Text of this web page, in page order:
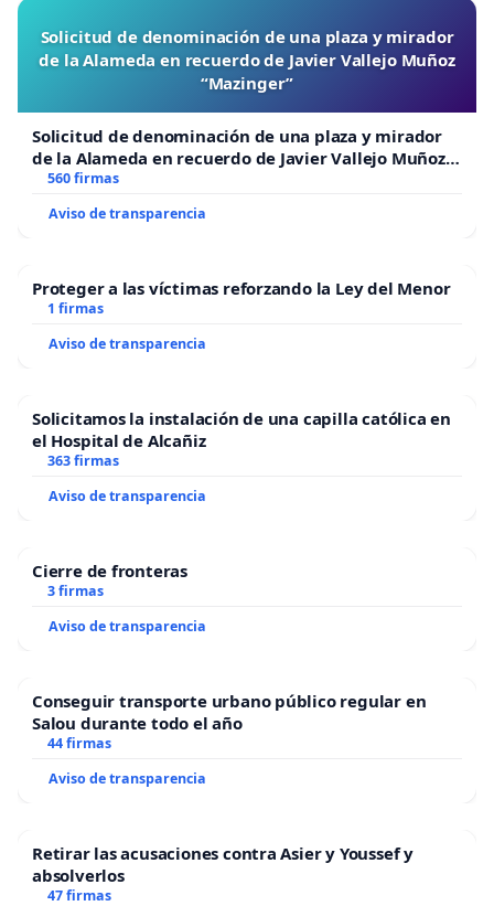
Solicitud de denominación de una plaza y mirador
de la Alameda en recuerdo de Javier Vallejo Muñoz
“Mazinger”
Solicitud de denominación de una plaza y mirador
de la Alameda en recuerdo de Javier Vallejo Muñoz
“Mazinger”
560 firmas
Aviso de transparencia
Proteger a las víctimas reforzando la Ley del Menor
1 firmas
Aviso de transparencia
Solicitamos la instalación de una capilla católica en
el Hospital de Alcañiz
363 firmas
Aviso de transparencia
Cierre de fronteras
3 firmas
Aviso de transparencia
Conseguir transporte urbano público regular en
Salou durante todo el año
44 firmas
Aviso de transparencia
Retirar las acusaciones contra Asier y Youssef y
absolverlos
47 firmas